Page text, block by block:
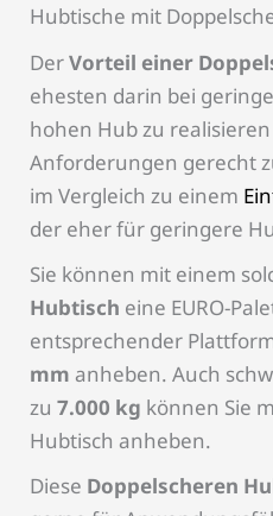
Hubtische mit
DerVorteil einer
ehesten darin bei
hohen Hub zu
Anforderungen gerecht
im Vergleich zu einem
der eher für geringere
Sie können mit einem
Hubtisch eine EURO-
entsprechender
mm anheben. Auch
zu 7.000 kg können Sie
Hubtisch anheben.
Diese Doppelscheren